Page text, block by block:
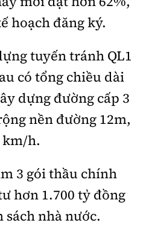
hoạch đăng ký.
tuyến tránh QL1
có tổng chiều dài
dựng đường cấp 3
nền đường 12m,
km/h.
3 gói thầu chính
hơn 1.700 tỷ đồng
nhà nước.